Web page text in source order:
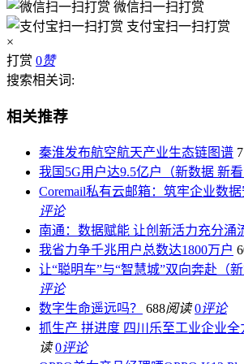
微信扫一扫打赏
支付宝扫一扫打赏
×
打赏 0赞
搜索相关词:
相关推荐
秦淮发布航空航天产业生态链图谱
我国5G用户达9.5亿户（新数据 新看
Coremail私有云邮箱：筑牢企业数
评论
南通：数据赋能 让创新活力充分涌
我省力争千兆用户总数达1800万户
让“聪明车”与“智慧城”双向奔赴（新
评论
数字生命遥远吗？
688阅读 0评论
抓生产 拼进度 四川乐至工业企业
读 0评论